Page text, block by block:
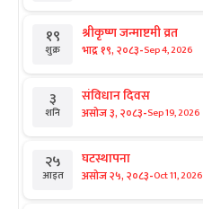
१९
शुक्र
श्रीकृष्ण जन्माष्टमी व्रत
भाद्र १९, २०८३-Sep 4, 2026
३
शनि
संविधान दिवस
असोज ३, २०८३-Sep 19, 2026
२५
आइत
घटस्थापना
असोज २५, २०८३-Oct 11, 2026